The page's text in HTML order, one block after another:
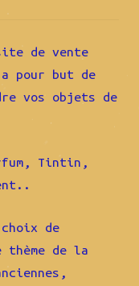
de vente
pour but de
vos objets de
Tintin,
de
de la